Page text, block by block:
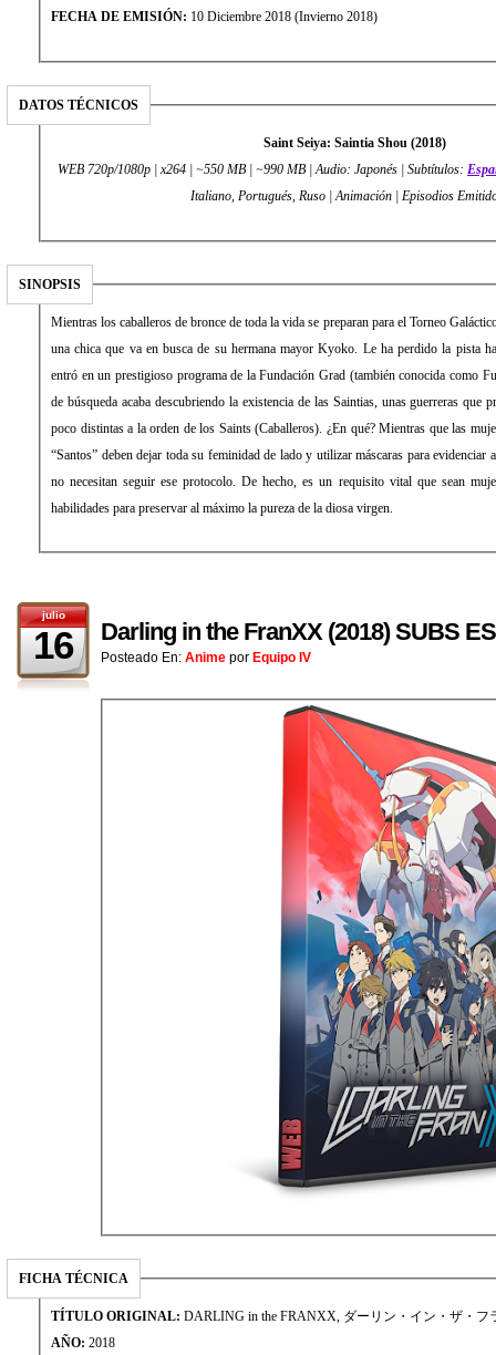
FECHA DE EMISIÓN: 10 Diciembre 2018 (Invierno 2018)
DATOS TÉCNICOS
Saint Seiya: Saintia Shou (2018)
WEB 720p/1080p | x264 | ~550 MB | ~990 MB | Audio: Japonés | Subtítulos:
Italiano, Portugués, Ruso | Animación | Episodios
SINOPSIS
Mientras los caballeros de bronce de toda la vida se preparan para el Torneo
una chica que va en busca de su hermana mayor Kyoko. Le ha perdido la pista
entró en un prestigioso programa de la Fundación Grad (también conocida como
de búsqueda acaba descubriendo la existencia de las Saintias, unas guerreras que
poco distintas a la orden de los Saints (Caballeros). ¿En qué? Mientras que las
“Santos” deben dejar toda su feminidad de lado y utilizar máscaras para evidenciar
no necesitan seguir ese protocolo. De hecho, es un requisito vital que sean
habilidades para preservar al máximo la pureza de la diosa virgen.
julio
16 Darling in the FranXX (2018) SUBS
Posteado En: Anime por Equipo IV
FICHA TÉCNICA
TÍTULO ORIGINAL: DARLING in the FRANXX, ダーリン・イン・ザ・フ
AÑO: 2018